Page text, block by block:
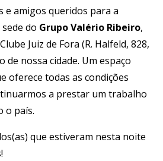
e amigos queridos para a
do Grupo Valério Ribeiro,
Juiz de Fora (R. Halfeld, 828,
de nossa cidade. Um espaço
oferece todas as condições
a prestar um trabalho
o país.
que estiveram nesta noite